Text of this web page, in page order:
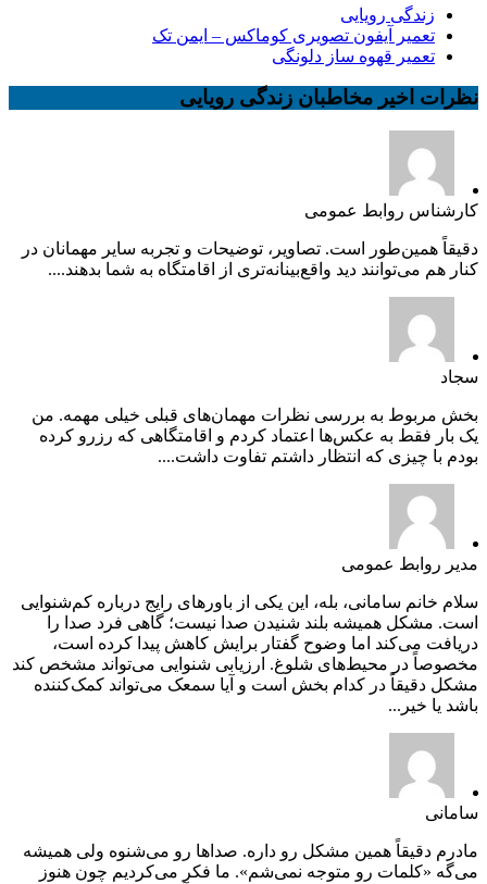
زندگی رویایی
تعمیر آیفون تصویری کوماکس – ایمن تک
تعمیر قهوه ساز دلونگی
نظرات اخیر مخاطبان زندگی رویایی
کارشناس روابط عمومی
دقیقاً همین‌طور است. تصاویر، توضیحات و تجربه سایر مهمانان در
کنار هم می‌توانند دید واقع‌بینانه‌تری از اقامتگاه به شما بدهند....
سجاد
بخش مربوط به بررسی نظرات مهمان‌های قبلی خیلی مهمه. من
یک بار فقط به عکس‌ها اعتماد کردم و اقامتگاهی که رزرو کرده
بودم با چیزی که انتظار داشتم تفاوت داشت....
مدیر روابط عمومی
سلام خانم سامانی، بله، این یکی از باورهای رایج درباره کم‌شنوایی
است. مشکل همیشه بلند شنیدن صدا نیست؛ گاهی فرد صدا را
دریافت می‌کند اما وضوح گفتار برایش کاهش پیدا کرده است،
مخصوصاً در محیط‌های شلوغ. ارزیابی شنوایی می‌تواند مشخص کند
مشکل دقیقاً در کدام بخش است و آیا سمعک می‌تواند کمک‌کننده
باشد یا خیر...
سامانی
مادرم دقیقاً همین مشکل رو داره. صداها رو می‌شنوه ولی همیشه
می‌گه «کلمات رو متوجه نمی‌شم». ما فکر می‌کردیم چون هنوز